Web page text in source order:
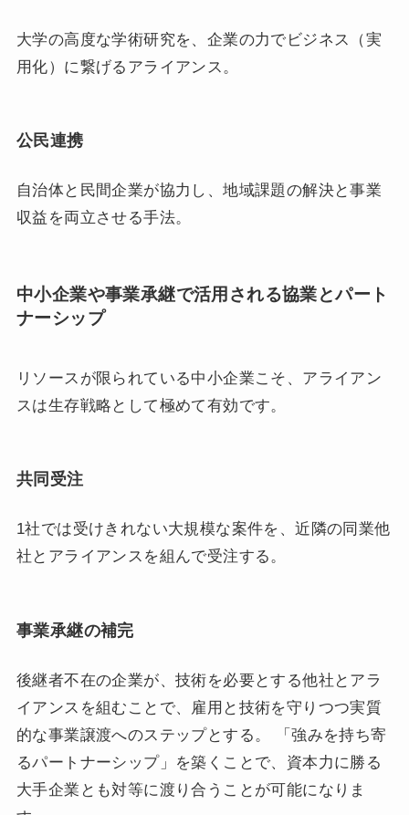
大学の高度な学術研究を、企業の力でビジネス（実
用化）に繋げるアライアンス。
公民連携
自治体と民間企業が協力し、地域課題の解決と事業
収益を両立させる手法。
中小企業や事業承継で活用される協業とパート
ナーシップ
リソースが限られている中小企業こそ、アライアン
スは生存戦略として極めて有効です。
共同受注
1社では受けきれない大規模な案件を、近隣の同業他
社とアライアンスを組んで受注する。
事業承継の補完
後継者不在の企業が、技術を必要とする他社とアラ
イアンスを組むことで、雇用と技術を守りつつ実質
的な事業譲渡へのステップとする。 「強みを持ち寄
るパートナーシップ」を築くことで、資本力に勝る
大手企業とも対等に渡り合うことが可能になりま